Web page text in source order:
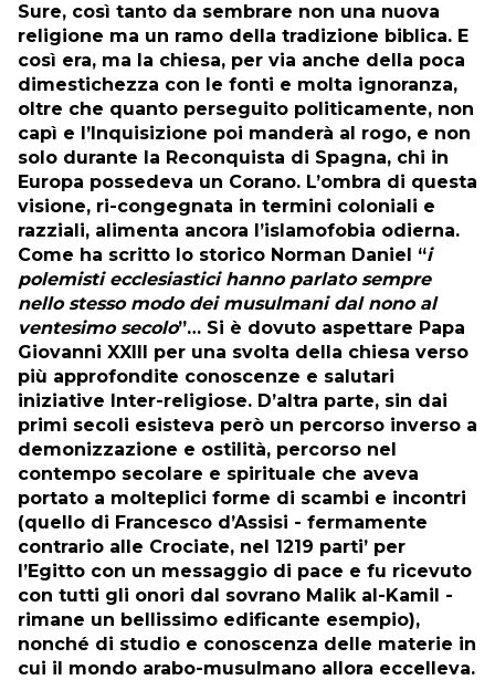
Sure, così tanto da sembrare non una nuova
religione ma un ramo della tradizione biblica. E
così era, ma la chiesa, per via anche della poca
dimestichezza con le fonti e molta ignoranza,
oltre che quanto perseguito politicamente, non
capì e l’Inquisizione poi manderà al rogo, e non
solo durante la Reconquista di Spagna, chi in
Europa possedeva un Corano. L’ombra di questa
visione, ri-congegnata in termini coloniali e
razziali, alimenta ancora l’islamofobia odierna.
Come ha scritto lo storico Norman Daniel “i
polemisti ecclesiastici hanno parlato sempre
nello stesso modo dei musulmani dal nono al
ventesimo secolo”… Si è dovuto aspettare Papa
Giovanni XXIII per una svolta della chiesa verso
più approfondite conoscenze e salutari
iniziative Inter-religiose. D’altra parte, sin dai
primi secoli esisteva però un percorso inverso a
demonizzazione e ostilità, percorso nel
contempo secolare e spirituale che aveva
portato a molteplici forme di scambi e incontri
(quello di Francesco d’Assisi - fermamente
contrario alle Crociate, nel 1219 parti’ per
l’Egitto con un messaggio di pace e fu ricevuto
con tutti gli onori dal sovrano Malik al-Kamil -
rimane un bellissimo edificante esempio),
nonché di studio e conoscenza delle materie in
cui il mondo arabo-musulmano allora eccelleva.